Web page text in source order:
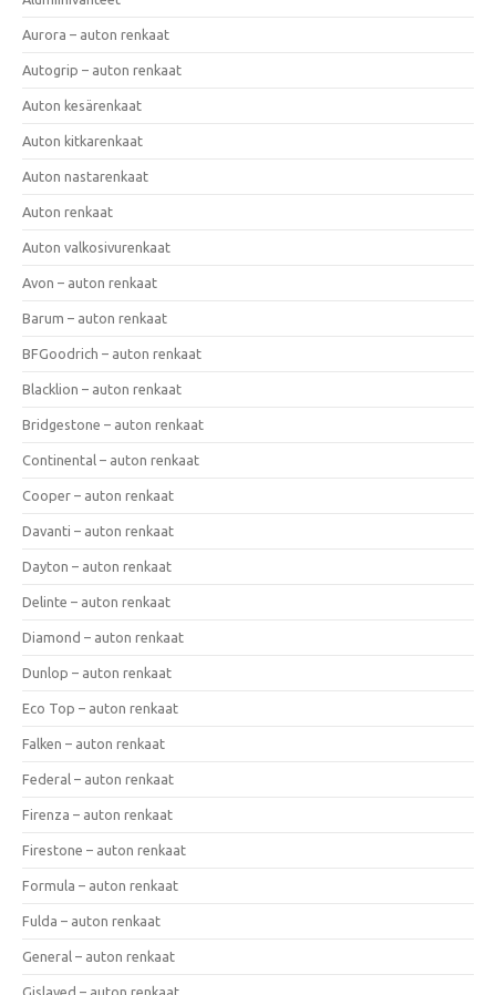
Aurora – auton renkaat
Autogrip – auton renkaat
Auton kesärenkaat
Auton kitkarenkaat
Auton nastarenkaat
Auton renkaat
Auton valkosivurenkaat
Avon – auton renkaat
Barum – auton renkaat
BFGoodrich – auton renkaat
Blacklion – auton renkaat
Bridgestone – auton renkaat
Continental – auton renkaat
Cooper – auton renkaat
Davanti – auton renkaat
Dayton – auton renkaat
Delinte – auton renkaat
Diamond – auton renkaat
Dunlop – auton renkaat
Eco Top – auton renkaat
Falken – auton renkaat
Federal – auton renkaat
Firenza – auton renkaat
Firestone – auton renkaat
Formula – auton renkaat
Fulda – auton renkaat
General – auton renkaat
Gislaved – auton renkaat